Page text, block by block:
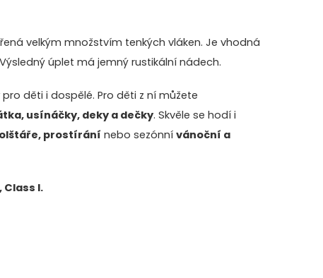
velkým množstvím tenkých vláken. Je vhodná
úplet má jemný rustikální nádech.
pro děti i dospělé. Pro děti z ní můžete
usínáčky, deky a dečky. Skvěle se hodí i
prostírání nebo sezónní vánoční a
I.